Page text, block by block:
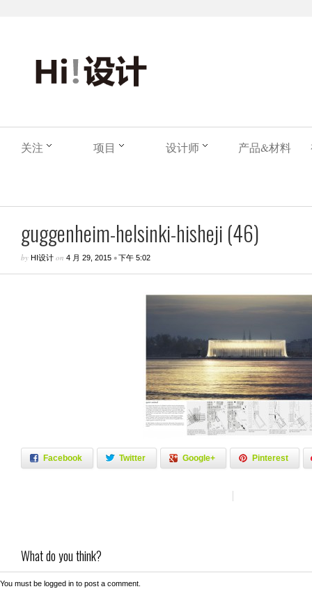
关注 项目 设计师 产品&材料
guggenheim-helsinki-hisheji (46)
by HI设计 on 4 月 29, 2015 •下午 5:02
Facebook Twitter Google+ Pinterest
What do you think?
You must be logged in to post a comment.